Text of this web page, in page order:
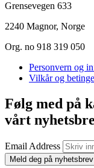
Grensevegen 633
2240 Magnor, Norge
Org. no 918 319 050
Personvern og
Vilkår og
Følg med på
vårt
Email Address
Meld deg på nyhetsbrev